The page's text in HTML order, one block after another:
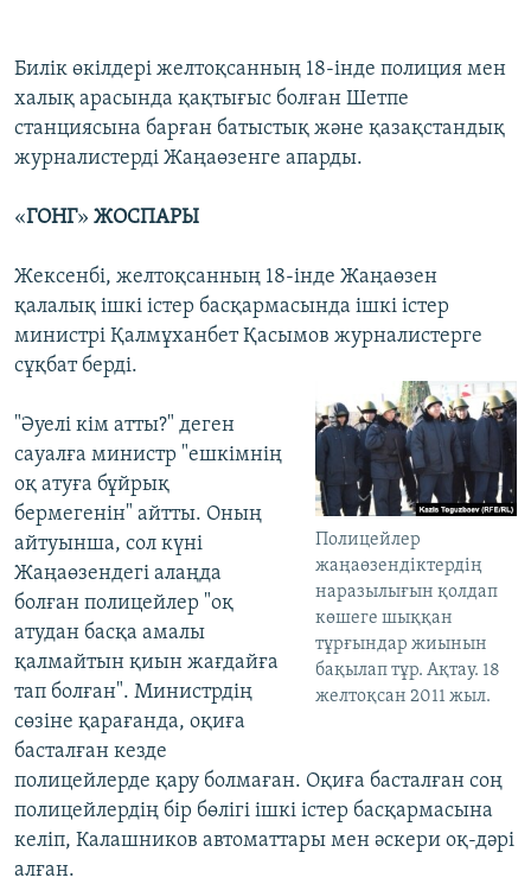
Билік өкілдері желтоқсанның 18-інде полиция мен
халық арасында қақтығыс болған Шетпе
станциясына барған батыстық және қазақстандық
журналистерді Жаңаөзенге апарды.
«ГОНГ» ЖОСПАРЫ
Жексенбі, желтоқсанның 18-інде Жаңаөзен
қалалық ішкі істер басқармасында ішкі істер
министрі Қалмұханбет Қасымов журналистерге
сұқбат берді.
Полицейлер
жаңаөзендіктердің
наразылығын қолдап
көшеге шыққан
тұрғындар жиынын
бақылап тұр. Ақтау. 18
желтоқсан 2011 жыл.
"Әуелі кім атты?" деген
сауалға министр "ешкімнің
оқ атуға бұйрық
бермегенін" айтты. Оның
айтуынша, сол күні
Жаңаөзендегі алаңда
болған полицейлер "оқ
атудан басқа амалы
қалмайтын қиын жағдайға
тап болған". Министрдің
сөзіне қарағанда, оқиға
басталған кезде
полицейлерде қару болмаған. Оқиға басталған соң
полицейлердің бір бөлігі ішкі істер басқармасына
келіп, Калашников автоматтары мен әскери оқ-дәрі
алған.